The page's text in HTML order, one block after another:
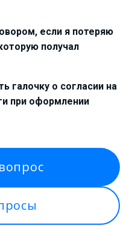
если я потеряю
получал
галочку о согласии на
при оформлении